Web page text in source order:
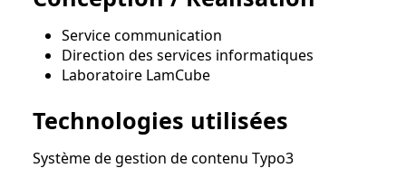
Service communication
Direction des services informatiques
Laboratoire LamCube
Technologies utilisées
Système de gestion de contenu Typo3